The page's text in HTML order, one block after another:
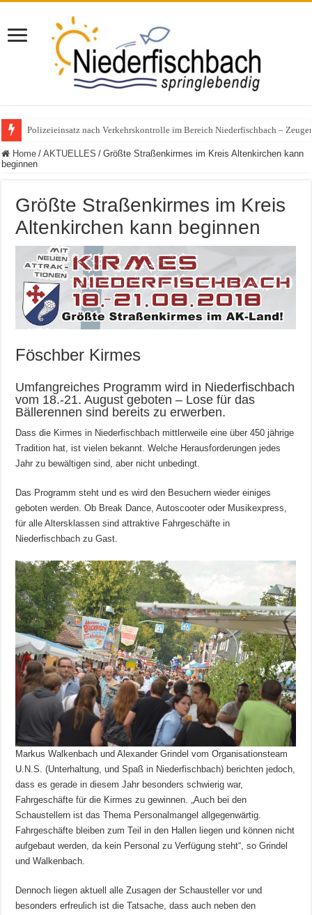
Polizeieinsatz nach Verkehrskontrolle im Bereich Niederfischbach –
Home / AKTUELLES / Größte Straßenkirmes im Kreis Altenkirchen kann
beginnen
Größte Straßenkirmes im Kreis
Altenkirchen kann beginnen
Föschber Kirmes
Umfangreiches Programm wird in Niederfischbach
vom 18.-21. August geboten – Lose für das
Bällerennen sind bereits zu erwerben.
Dass die Kirmes in Niederfischbach mittlerweile eine über 450 jährige
Tradition hat, ist vielen bekannt. Welche Herausforderungen jedes
Jahr zu bewältigen sind, aber nicht unbedingt.
Das Programm steht und es wird den Besuchern wieder einiges
geboten werden. Ob Break Dance, Autoscooter oder Musikexpress,
für alle Altersklassen sind attraktive Fahrgeschäfte in
Niederfischbach zu Gast.
Markus Walkenbach und Alexander Grindel vom Organisationsteam
U.N.S. (Unterhaltung, und Spaß in Niederfischbach) berichten jedoch,
dass es gerade in diesem Jahr besonders schwierig war,
Fahrgeschäfte für die Kirmes zu gewinnen. „Auch bei den
Schaustellern ist das Thema Personalmangel allgegenwärtig.
Fahrgeschäfte bleiben zum Teil in den Hallen liegen und können nicht
aufgebaut werden, da kein Personal zu Verfügung steht“, so Grindel
und Walkenbach.
Dennoch liegen aktuell alle Zusagen der Schausteller vor und
besonders erfreulich ist die Tatsache, dass auch neben den